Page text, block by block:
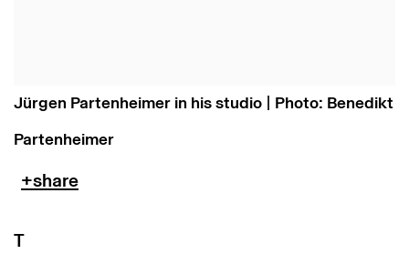
Jürgen Partenheimer in his studio | Photo: Benedikt
Partenheimer
T